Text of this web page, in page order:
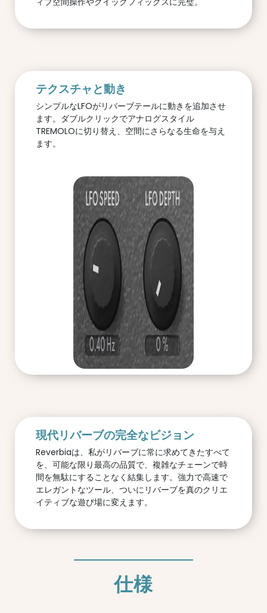
テクスチャと動き
シンプルなLFOがリバーブテールに動きを追加させ
ます。ダブルクリックでアナログスタイル
TREMOLOに切り替え、空間にさらなる生命を与え
ます。
現代リバーブの完全なビジョン
Reverbiaは、私がリバーブに常に求めてきたすべて
を、可能な限り最高の品質で、複雑なチェーンで時
間を無駄にすることなく結集します。強力で高速で
エレガントなツール、ついにリバーブを真のクリエ
イティブな遊び場に変えます。
仕様